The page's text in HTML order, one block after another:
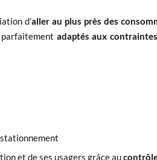
d’aller au plus près des
adaptés aux
et de ses usagers grâce au